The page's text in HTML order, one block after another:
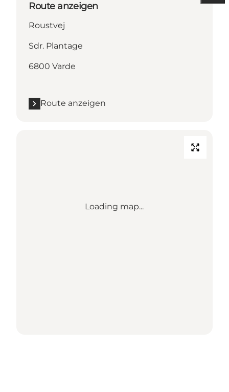
Route anzeigen
Roustvej
Sdr. Plantage
6800 Varde
Route anzeigen
Loading map...